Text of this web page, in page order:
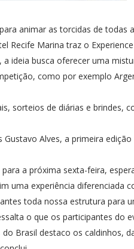
animar as torcidas de todas
Recife Marina traz o
ideia busca oferecer uma
como por exemplo
sorteios de diárias e brindes,
Alves, a primeira
a próxima sexta-feira,
uma experiência diferenciada
toda nossa estrutura para
o que os participantes do
Brasil destaco os caldinhos,